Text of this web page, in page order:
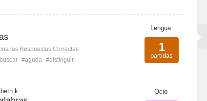
las Respuestas Correctas
#aguda #distinguir
Lengua
1
partidas
k Ocio